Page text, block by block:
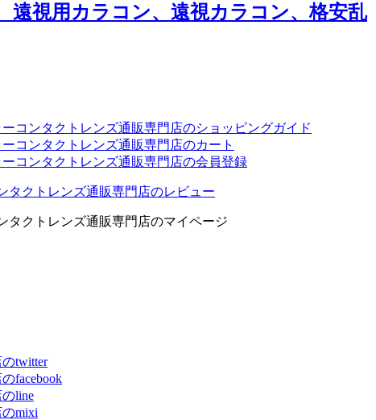
遠視用カラコン、遠視カラコン、格安乱
コンタクトレンズ通販専門店のショッピングガイド
コンタクトレンズ通販専門店のカート
コンタクトレンズ通販専門店の会員登録
タクトレンズ通販専門店のレビュー
タクトレンズ通販専門店のマイページ
twitter
facebook
line
mixi